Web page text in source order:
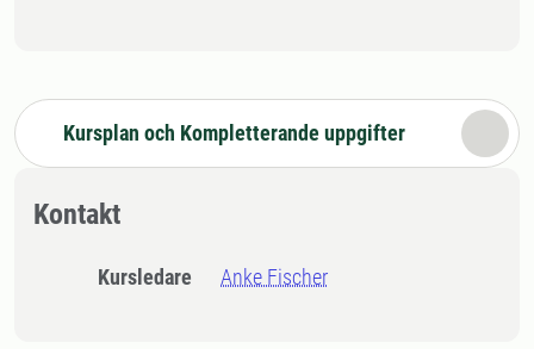
Kursplan och Kompletterande uppgifter
Kontakt
Kursledare Anke Fischer